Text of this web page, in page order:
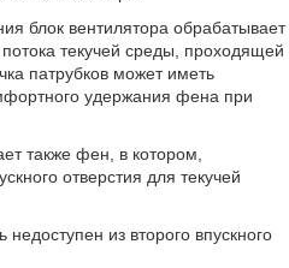
блок вентилятора обрабатывает
текучей среды, проходящей
патрубков может иметь
удержания фена при
также фен, в котором,
отверстия для текучей
из второго впускного